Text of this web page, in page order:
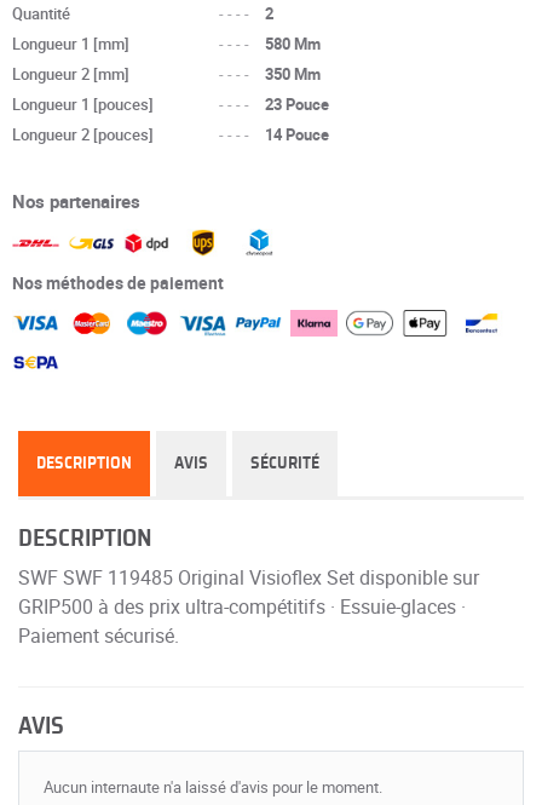
Quantité
----
2
Longueur 1 [mm]
----
580 Mm
Longueur 2 [mm]
----
350 Mm
Longueur 1 [pouces]
----
23 Pouce
Longueur 2 [pouces]
---- 14 Pouce
Nos partenaires
Nos méthodes de paiement
DESCRIPTION AVIS SÉCURITÉ
DESCRIPTION
SWF SWF 119485 Original Visioflex Set disponible sur
GRIP500 à des prix ultra-compétitifs · Essuie-glaces ·
Paiement sécurisé.
AVIS
Aucun internaute n'a laissé d'avis pour le moment.